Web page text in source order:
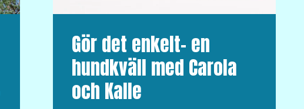
Gör det enkelt– en
hundkväll med Carola
och Kalle